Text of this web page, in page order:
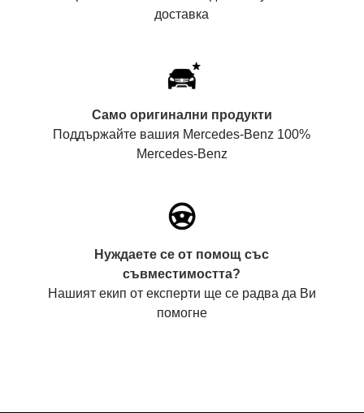
доставка
Само оригинални продукти
Поддържайте вашия Mercedes-Benz 100%
Mercedes-Benz
Нуждаете се от помощ със
съвместимостта?
Нашият екип от експерти ще се радва да Ви
помогне